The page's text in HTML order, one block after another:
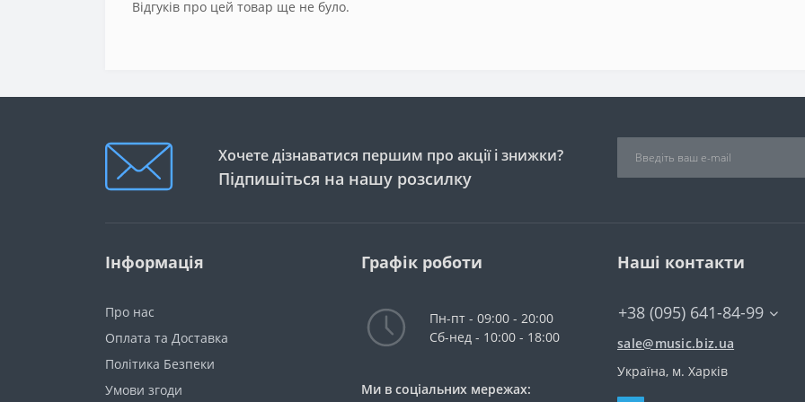
Відгуків про цей товар ще не було.
Хочете дізнаватися першим про акції і знижки?
Підпишіться на нашу розсилку
Інформація
Про нас
Оплата та Доставка
Політика Безпеки
Умови згоди
Графік роботи
Пн-пт - 09:00 - 20:00
Сб-нед - 10:00 - 18:00
Ми в соціальних мережах:
Наші контакти
+38 (095) 641-84-99
sale@music.biz.ua
Україна, м. Харків